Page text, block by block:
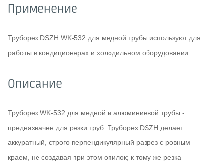
Применение
Труборез DSZH WK-532 для медной трубы используют для
работы в кондиционерах и холодильном оборудовании.
Описание
Труборез WK-532 для медной и алюминиевой трубы -
предназначен для резки труб. Труборез DSZH делает
аккуратный, строго перпендикулярный разрез с ровным
краем, не создавая при этом опилок; к тому же резка